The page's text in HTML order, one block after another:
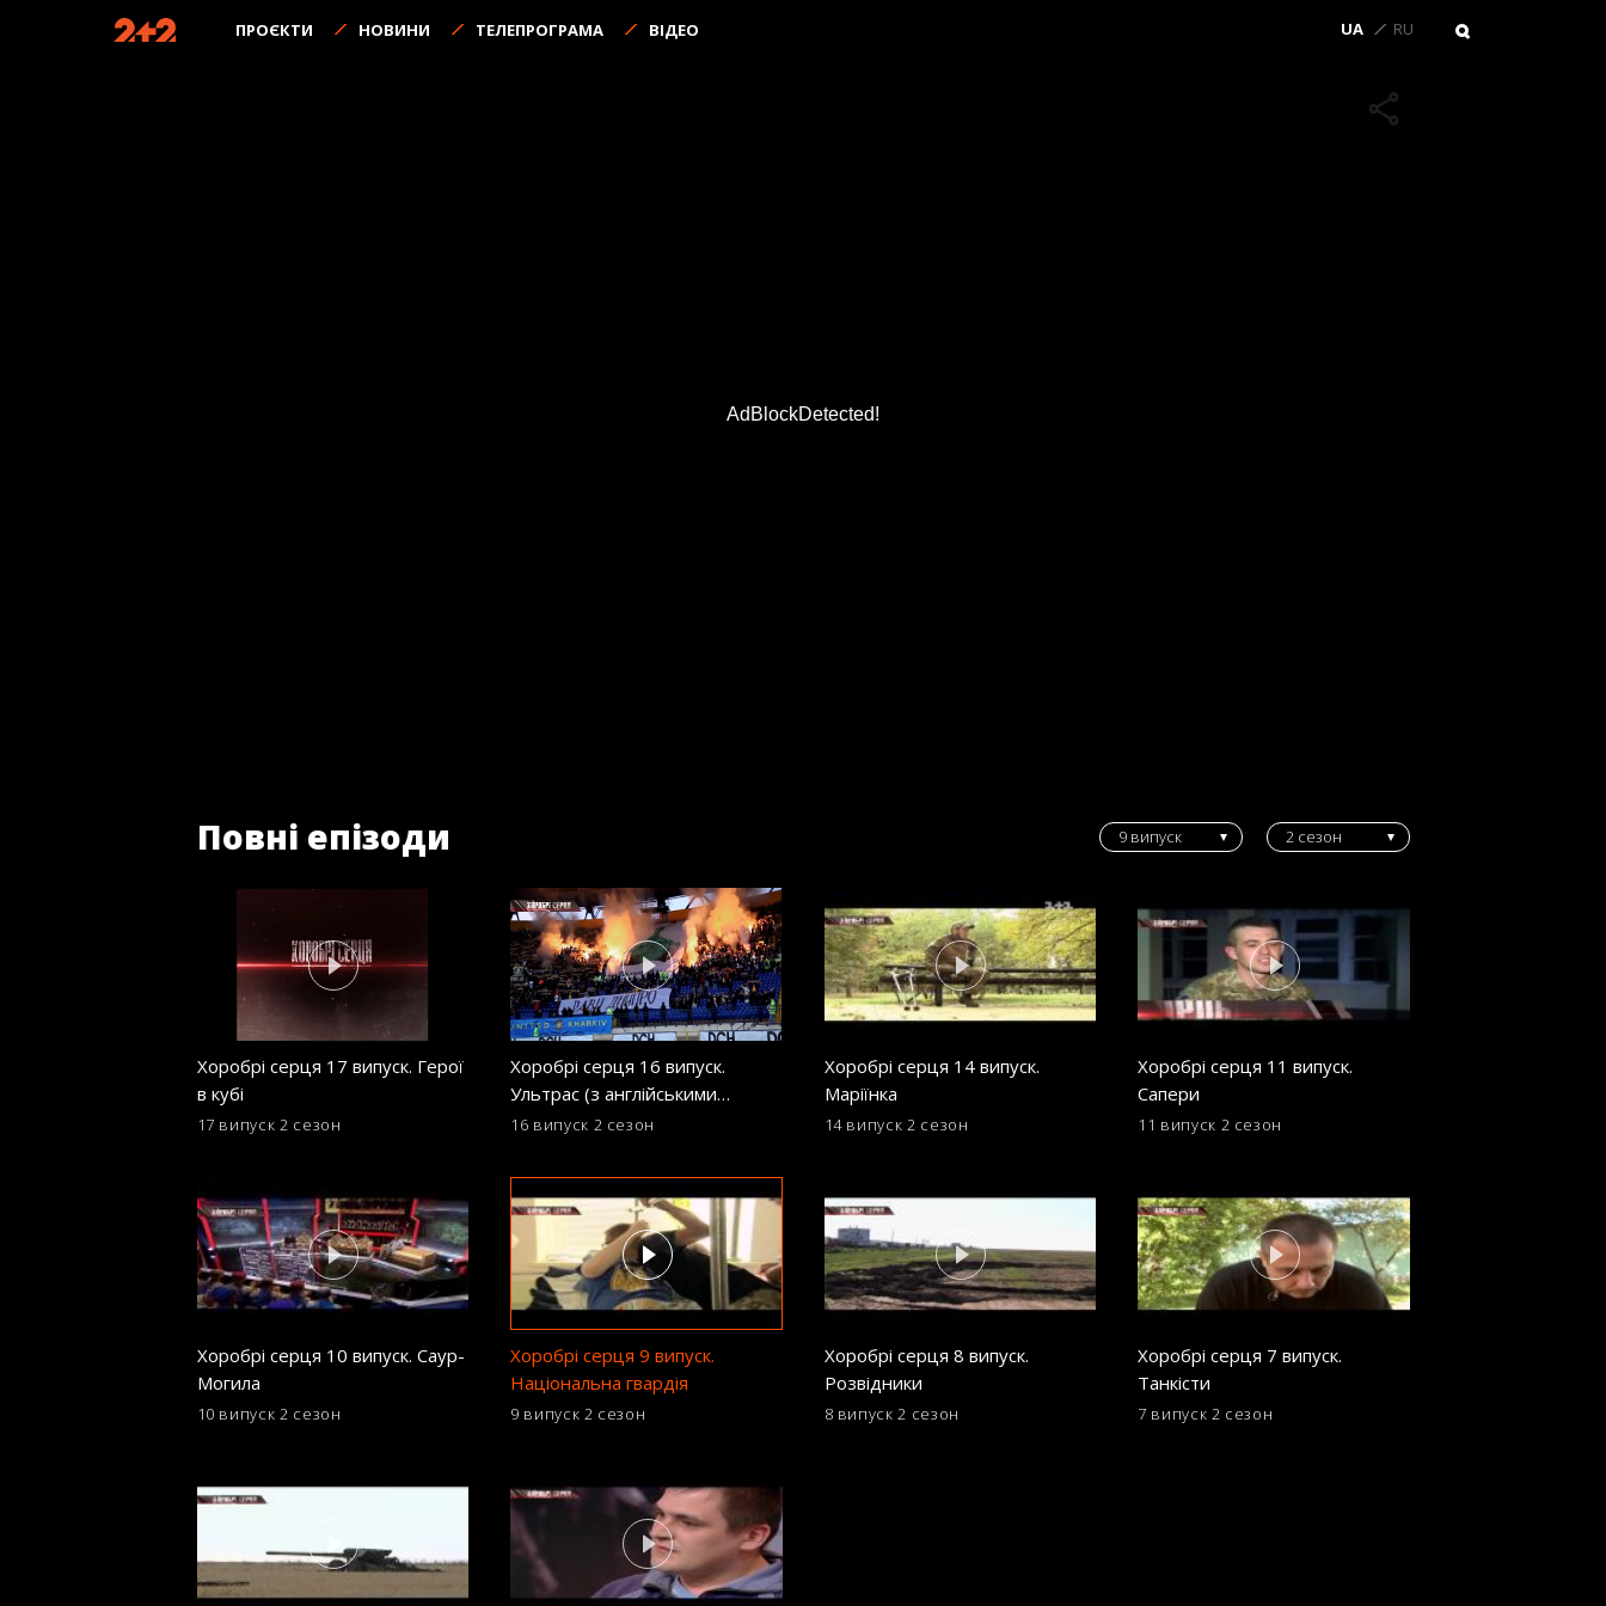
ПРОЄКТИ НОВИНИ ТЕЛЕПРОГРАМА ВІДЕО UA RU
AdBlockDetected!
Повні епізоди 9 випуск 2 сезон
Хоробрі серця 17 випуск. Герої
в кубі
17 випуск 2 сезон
Хоробрі серця 16 випуск.
Ультрас (з англійськими
субтитрами)
16 випуск 2 сезон
Хоробрі серця 14 випуск.
Маріїнка
14 випуск 2 сезон
Хоробрі серця 11 випуск.
Сапери
11 випуск 2 сезон
Хоробрі серця 10 випуск. Саур-
Могила
10 випуск 2 сезон
Хоробрі серця 9 випуск.
Національна гвардія
9 випуск 2 сезон
Хоробрі серця 8 випуск.
Розвідники
8 випуск 2 сезон
Хоробрі серця 7 випуск.
Танкісти
7 випуск 2 сезон